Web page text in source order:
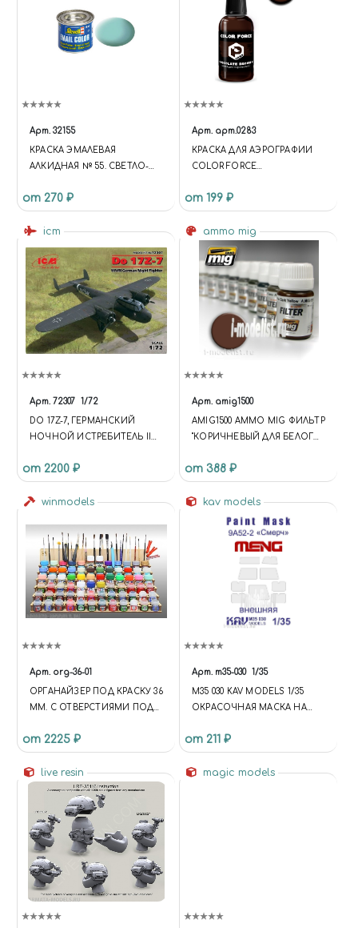
Арт. 32155
КРАСКА ЭМАЛЕВАЯ
АЛКИДНАЯ № 55. СВЕТЛО-
от 270 ₽
Арт. арт.0283
КРАСКА ДЛЯ АЭРОГРАФИИ
COLOR FORCE
КОРИЧНЕВЫЙ (CHOCOLATE
BROWN)
от 199 ₽
icm
Арт. 72307 1/72
DO 17Z-7, ГЕРМАНСКИЙ
НОЧНОЙ ИСТРЕБИТЕЛЬ ІІ
от 2200 ₽
ammo mig
Арт. amig1500
AMIG1500 AMMO MIG ФИЛЬТР
"КОРИЧНЕВЫЙ ДЛЯ БЕЛОГО"
от 388 ₽
winmodels
Арт. org-36-01
ОРГАНАЙЗЕР ПОД КРАСКУ 36
ММ. С ОТВЕРСТИЯМИ ПОД
от 2225 ₽
kav models
Арт. m35-030 1/35
M35 030 KAV MODELS 1/35
ОКРАСОЧНАЯ МАСКА НА
ВНЕШНЯЯ
от 211 ₽
live resin magic models